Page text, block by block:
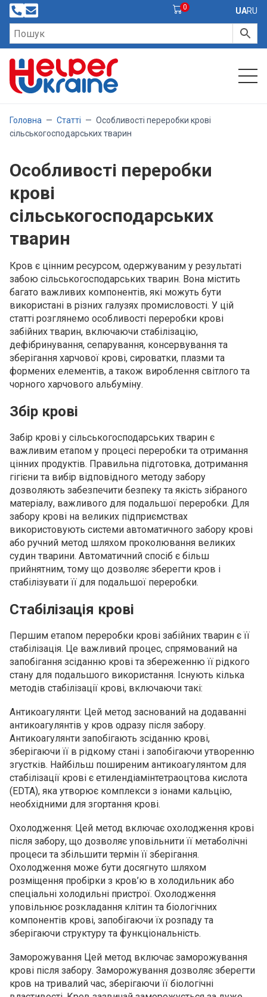
0 UARU
Головна — Статті — Особливості переробки крові
сільськогосподарських тварин
Особливості переробки
крові
сільськогосподарських
тварин
Кров є цінним ресурсом, одержуваним у результаті
забою сільськогосподарських тварин. Вона містить
багато важливих компонентів, які можуть бути
використані в різних галузях промисловості. У цій
статті розглянемо особливості переробки крові
забійних тварин, включаючи стабілізацію,
дефібринування, сепарування, консервування та
зберігання харчової крові, сироватки, плазми та
формених елементів, а також вироблення світлого та
чорного харчового альбуміну.
Збір крові
Забір крові у сільськогосподарських тварин є
важливим етапом у процесі переробки та отримання
цінних продуктів. Правильна підготовка, дотримання
гігієни та вибір відповідного методу забору
дозволяють забезпечити безпеку та якість зібраного
матеріалу, важливого для подальшої переробки. Для
забору крові на великих підприємствах
використовують системи автоматичного забору крові
або ручний метод шляхом проколювання великих
судин тварини. Автоматичний спосіб є більш
прийнятним, тому що дозволяє зберегти кров і
стабілізувати її для подальшої переробки.
Стабілізація крові
Першим етапом переробки крові забійних тварин є її
стабілізація. Це важливий процес, спрямований на
запобігання зсіданню крові та збереженню її рідкого
стану для подальшого використання. Існують кілька
методів стабілізації крові, включаючи такі:
Антикоагулянти: Цей метод заснований на додаванні
антикоагулянтів у кров одразу після забору.
Антикоагулянти запобігають зсіданню крові,
зберігаючи її в рідкому стані і запобігаючи утворенню
згустків. Найбільш поширеним антикоагулянтом для
стабілізації крові є етилендіамінтетраоцтова кислота
(EDTA), яка утворює комплекси з іонами кальцію,
необхідними для згортання крові.
Охолодження: Цей метод включає охолодження крові
після забору, що дозволяє уповільнити її метаболічні
процеси та збільшити термін її зберігання.
Охолодження може бути досягнуто шляхом
розміщення пробірки з кров’ю в холодильник або
спеціальні холодильні пристрої. Охолодження
уповільнює розкладання клітин та біологічних
компонентів крові, запобігаючи їх розпаду та
зберігаючи структуру та функціональність.
Заморожування Цей метод включає заморожування
крові після забору. Заморожування дозволяє зберегти
кров на тривалий час, зберігаючи її біологічні